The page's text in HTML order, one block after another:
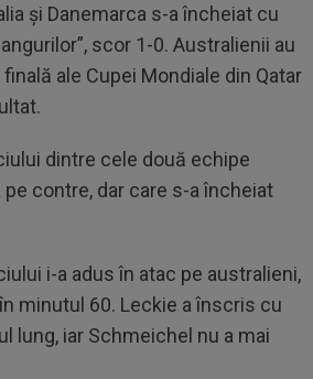
și Danemarca s-a încheiat cu
scor 1-0. Australienii au
ale Cupei Mondiale din Qatar
dintre cele două echipe
contre, dar care s-a încheiat
i-a adus în atac pe australieni,
minutul 60. Leckie a înscris cu
lung, iar Schmeichel nu a mai